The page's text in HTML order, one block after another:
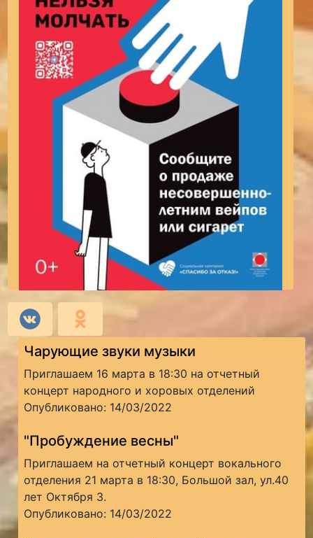
Чарующие звуки музыки
Приглашаем 16 марта в 18:30 на отчетный
концерт народного и хоровых отделений
Опубликовано: 14/03/2022
"Пробуждение весны"
Приглашаем на отчетный концерт вокального
отделения 21 марта в 18:30, Большой зал, ул.40
лет Октября 3.
Опубликовано: 14/03/2022